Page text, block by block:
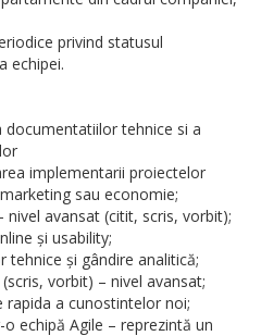
privind statusul
echipei.
documentatiilor tehnice si a
implementarii proiectelor
sau economie;
nivel avansat (citit, scris, vorbit);
și usability;
tehnice și gândire analitică;
vorbit) – nivel avansat;
rapida a cunostintelor noi;
echipă Agile – reprezintă un